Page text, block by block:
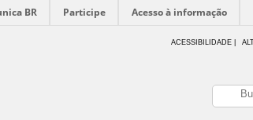
BR Participe Acesso à informação
ACESSIBILIDADE